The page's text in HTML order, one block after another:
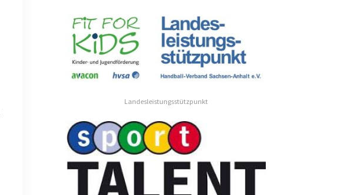
Landesleistungsstützpunkt